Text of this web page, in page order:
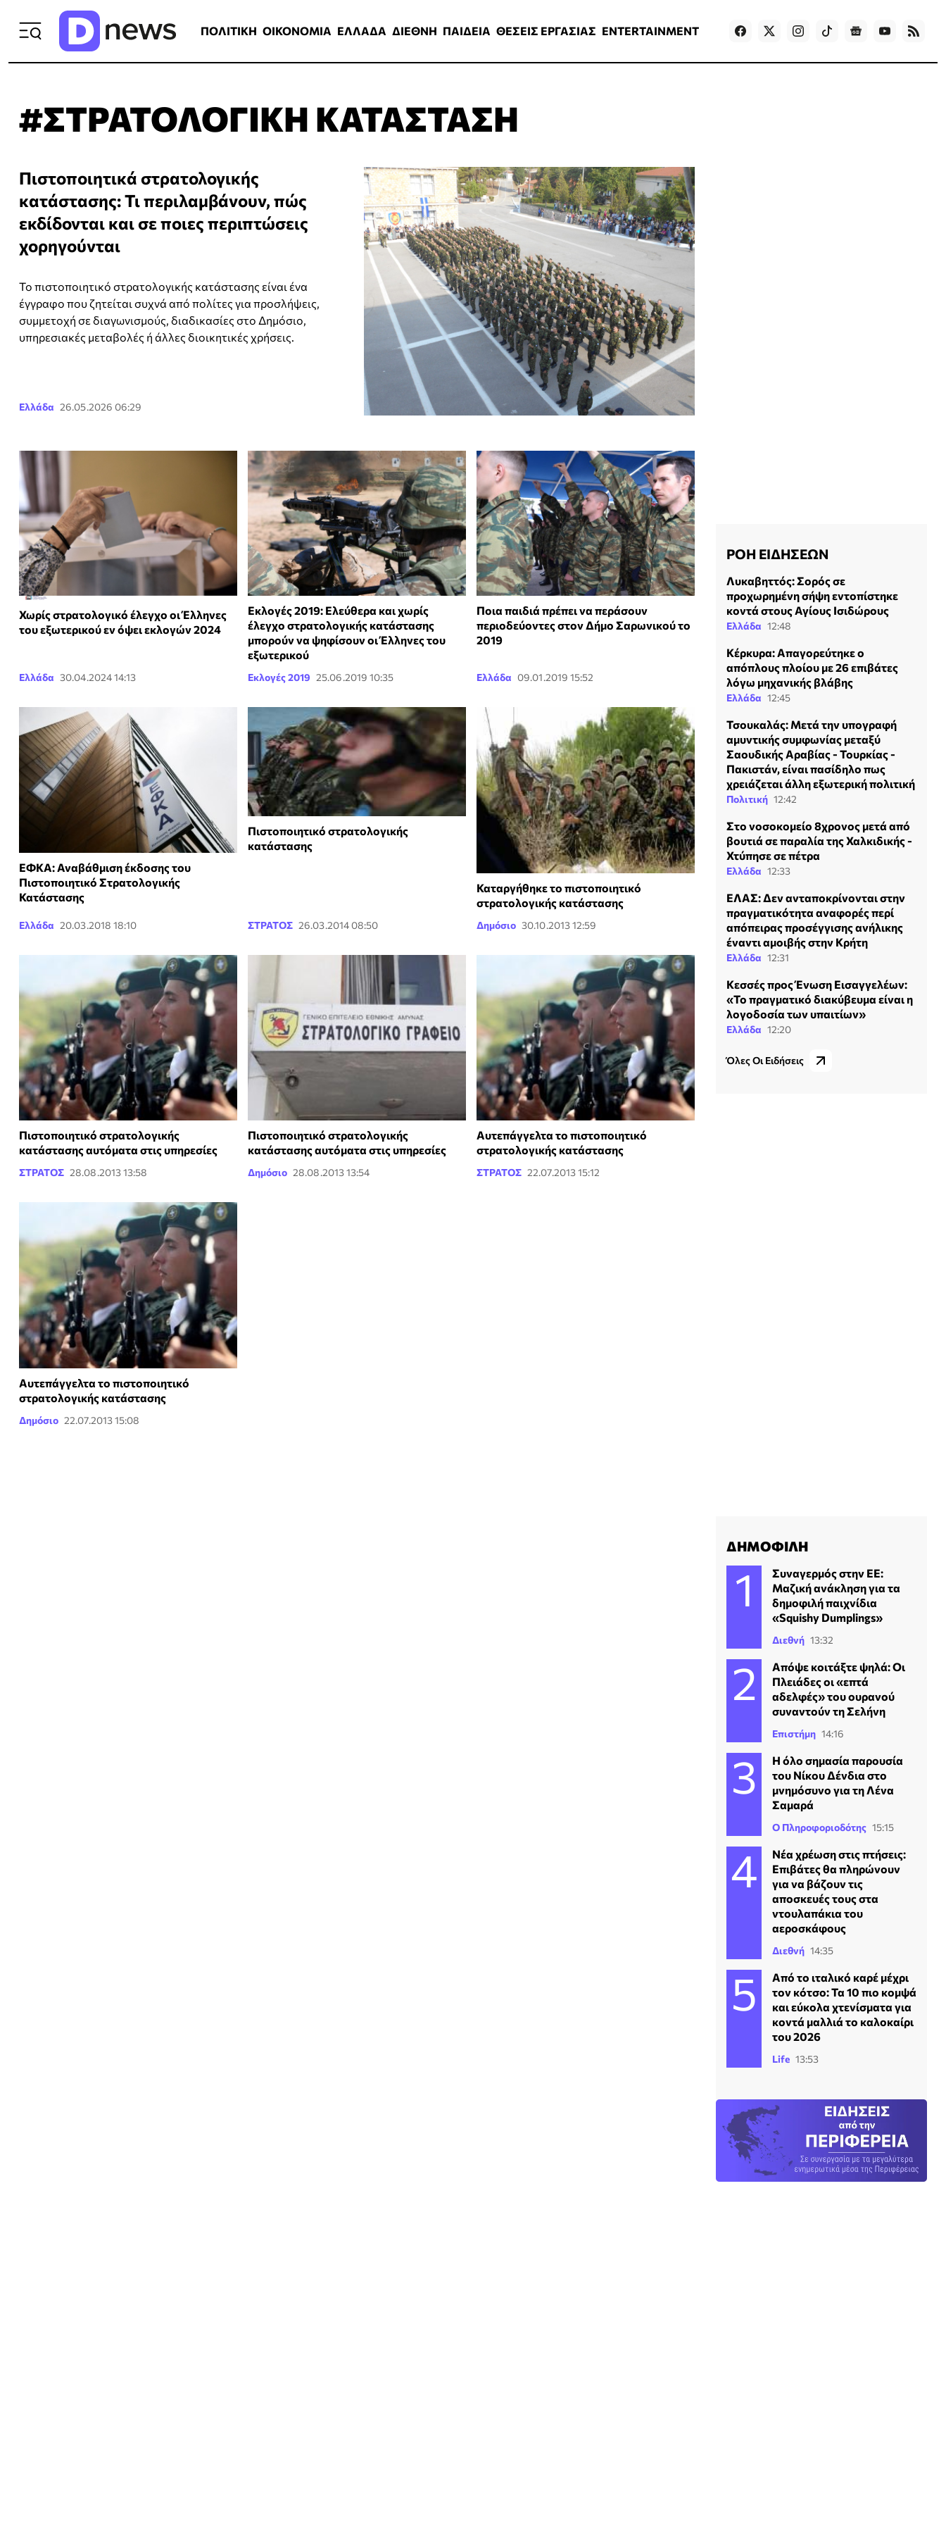
ΠΟΛΙΤΙΚΗ ΟΙΚΟΝΟΜΙΑ ΕΛΛΑΔΑ ΔΙΕΘΝΗ ΠΑΙΔΕΙΑ ΘΕΣΕΙΣ ΕΡΓΑΣΙΑΣ ENTERTAINMENT Games
#ΣΤΡΑΤΟΛΟΓΙΚΗ ΚΑΤΑΣΤΑΣΗ
Πιστοποιητικά στρατολογικής
κατάστασης: Τι περιλαμβάνουν, πώς
εκδίδονται και σε ποιες περιπτώσεις
χορηγούνται
Το πιστοποιητικό στρατολογικής κατάστασης είναι ένα
έγγραφο που ζητείται συχνά από πολίτες για προσλήψεις,
συμμετοχή σε διαγωνισμούς, διαδικασίες στο Δημόσιο,
υπηρεσιακές μεταβολές ή άλλες διοικητικές χρήσεις.
Ελλάδα 26.05.2026 06:29
Χωρίς στρατολογικό έλεγχο οι Έλληνες
του εξωτερικού εν όψει εκλογών 2024
Ελλάδα 30.04.2024 14:13
Εκλογές 2019: Ελεύθερα και χωρίς
έλεγχο στρατολογικής κατάστασης
μπορούν να ψηφίσουν οι Έλληνες του
εξωτερικού
Εκλογές 2019 25.06.2019 10:35
Ποια παιδιά πρέπει να περάσουν
περιοδεύοντες στον Δήμο Σαρωνικού το
2019
Ελλάδα 09.01.2019 15:52
ΕΦΚΑ: Αναβάθμιση έκδοσης του
Πιστοποιητικό Στρατολογικής
Κατάστασης
Ελλάδα 20.03.2018 18:10
Πιστοποιητικό στρατολογικής
κατάστασης
ΣΤΡΑΤΟΣ 26.03.2014 08:50
Καταργήθηκε το πιστοποιητικό
στρατολογικής κατάστασης
Δημόσιο 30.10.2013 12:59
Πιστοποιητικό στρατολογικής
κατάστασης αυτόματα στις υπηρεσίες
ΣΤΡΑΤΟΣ 28.08.2013 13:58
Πιστοποιητικό στρατολογικής
κατάστασης αυτόματα στις υπηρεσίες
Δημόσιο 28.08.2013 13:54
Αυτεπάγγελτα το πιστοποιητικό
στρατολογικής κατάστασης
ΣΤΡΑΤΟΣ 22.07.2013 15:12
Αυτεπάγγελτα το πιστοποιητικό
στρατολογικής κατάστασης
Δημόσιο 22.07.2013 15:08
ΡΟΗ ΕΙΔΗΣΕΩΝ
Λυκαβηττός: Σορός σε
προχωρημένη σήψη εντοπίστηκε
κοντά στους Αγίους Ισιδώρους
Ελλάδα 12:48
Κέρκυρα: Απαγορεύτηκε ο
απόπλους πλοίου με 26 επιβάτες
λόγω μηχανικής βλάβης
Ελλάδα 12:45
Τσουκαλάς: Μετά την υπογραφή
αμυντικής συμφωνίας μεταξύ
Σαουδικής Αραβίας - Τουρκίας -
Πακιστάν, είναι πασίδηλο πως
χρειάζεται άλλη εξωτερική πολιτική
Πολιτική 12:42
Στο νοσοκομείο 8χρονος μετά από
βουτιά σε παραλία της Χαλκιδικής -
Χτύπησε σε πέτρα
Ελλάδα 12:33
ΕΛΑΣ: Δεν ανταποκρίνονται στην
πραγματικότητα αναφορές περί
απόπειρας προσέγγισης ανήλικης
έναντι αμοιβής στην Κρήτη
Ελλάδα 12:31
Κεσσές προς Ένωση Εισαγγελέων:
«Το πραγματικό διακύβευμα είναι η
λογοδοσία των υπαιτίων»
Ελλάδα 12:20
Όλες Οι Ειδήσεις
ΔΗΜΟΦΙΛΗ
Συναγερμός στην ΕΕ:
Μαζική ανάκληση για τα
δημοφιλή παιχνίδια
«Squishy Dumplings»
Διεθνή 13:32
Απόψε κοιτάξτε ψηλά: Οι
Πλειάδες οι «επτά
αδελφές» του ουρανού
συναντούν τη Σελήνη
Επιστήμη 14:16
Η όλο σημασία παρουσία
του Νίκου Δένδια στο
μνημόσυνο για τη Λένα
Σαμαρά
Ο Πληροφοριοδότης 15:15
Νέα χρέωση στις πτήσεις:
Επιβάτες θα πληρώνουν
για να βάζουν τις
αποσκευές τους στα
ντουλαπάκια του
αεροσκάφους
Διεθνή 14:35
Από το ιταλικό καρέ μέχρι
τον κότσο: Τα 10 πιο κομψά
και εύκολα χτενίσματα για
κοντά μαλλιά το καλοκαίρι
του 2026
Life 13:53